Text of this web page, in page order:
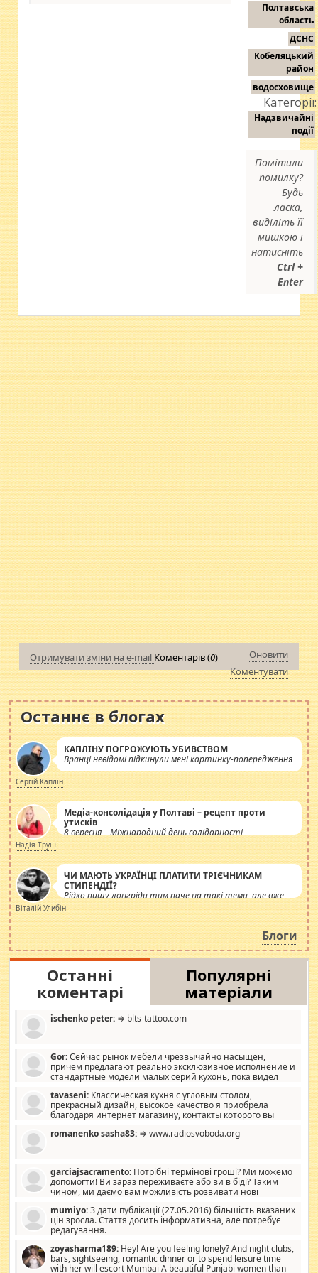
Полтавська
область
ДСНС
Кобеляцький
район
водосховище
Категорії:
Надзвичайні
події
Помітили
помилку?
Будь
ласка,
виділіть її
мишкою і
натисніть
Ctrl +
Enter
Отримувати зміни на e-mail Коментарів (0)
Оновити
Коментувати
Останнє в блогах
КАПЛІНУ ПОГРОЖУЮТЬ УБИВСТВОМ
Вранці невідомі підкинули мені картинку-попередження
Сергій Каплін
Медіа-консолідація у Полтаві – рецепт проти
утисків
8 вересня – Міжнародний день солідарності
журналістів.
Надія Труш
ЧИ МАЮТЬ УКРАЇНЦІ ПЛАТИТИ ТРІЄЧНИКАМ
СТИПЕНДІЇ?
Рідко пишу лонгріди тим паче на такі теми, але вже
просто дістало! Обурюють сьогоднішні інсенуації
навколо стипендіального питання. Штучно
роздувається ще одна соціальна катастрофа.
Віталій Улибін
Блоги
Останні
коментарі
Популярні
матеріали
ischenko peter: ⇒ blts-tattoo.com
Gor:Сейчас рынок мебели чрезвычайно насыщен,
причем предлагают реально эксклюзивное исполнение и
стандартные модели малых серий кухонь, пока видел
стандартные формы, в MebelOk, креативненько и что главное -
со вкусом все в порядке, без ненужных наворотов удорожающих
мебель, а это не последний фактор.
tavaseni: Классическая кухня с угловым столом,
прекрасный дизайн, высокое качество я приобрела
благодаря интернет магазину, контакты которого вы
romanenko sasha83: ⇒ www.radiosvoboda.org
garciajsacramento: Потрібні термінові гроші? Ми можемо
допомогти! Ви зараз переживаєте або ви в біді? Таким
чином, ми даємо вам можливість розвивати нові
допомагати людям, які намагаються дати їм шанс. Кожен
заслуговує на другий шанс, і, оскільки влада не зможе, вони
повинні приймати від інших. Для нас нема багато суми, і зрілість
витрат, а тільки узгоджених сум і нічого іншого. Не чекайте і не
коментуйте цей пост. Введіть суму, яку ви хочете подати, і ми
mumiyo:З дати публікації (27.05.2016) більшість вказаних
цін зросла. Стаття досить інформативна, але потребує
редагування.
zoyasharma189: Hey! Are you feeling lonely? And night clubs,
bars, sightseeing, romantic dinner or to spend leisure time
with her will escort Mumbai A beautiful Punjabi women than